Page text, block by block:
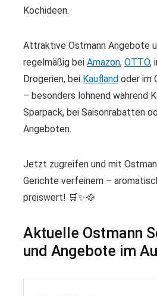
Kochideen.
Attraktive Ostmann Angebote
regelmäßig bei Amazon, OTTO,
Drogerien, bei Kaufland oder im
– besonders lohnend während
Sparpack, bei Saisonrabatten
Angeboten.
Jetzt zugreifen und mit
Gerichte verfeinern –
preiswert! 🛒✨🥘
Aktuelle Ostmann
und Angebote im